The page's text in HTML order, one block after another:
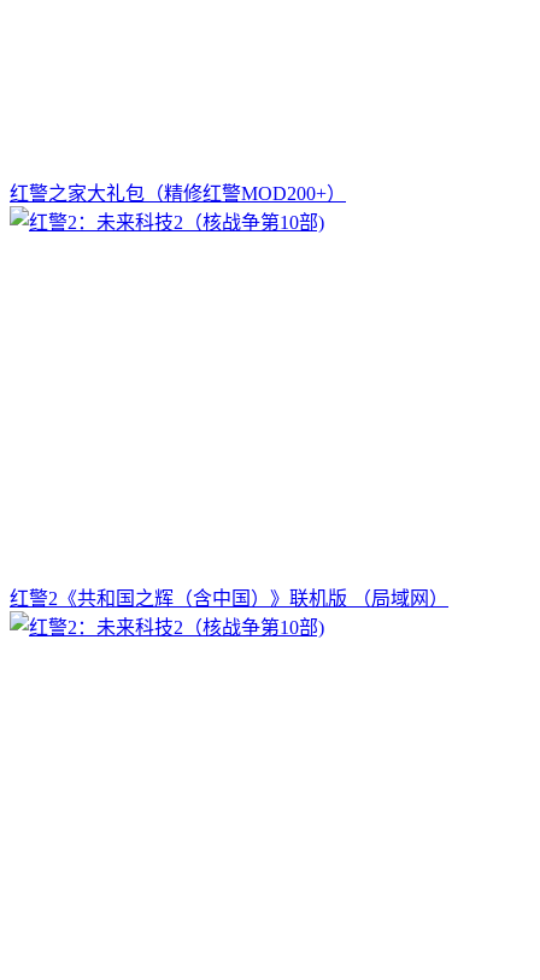
红警之家大礼包（精修红警MOD200+）
红警2《共和国之辉（含中国）》联机版 （局域网）